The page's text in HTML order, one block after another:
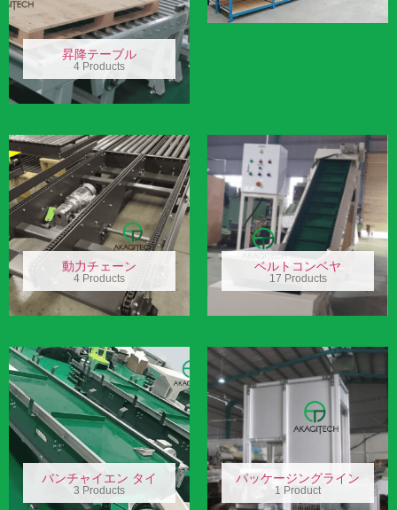
昇降テーブル
4 Products
動力チェーン
4 Products
ベルトコンベヤ
17 Products
バンチャイエン タイ
3 Products
パッケージングライン
1 Product